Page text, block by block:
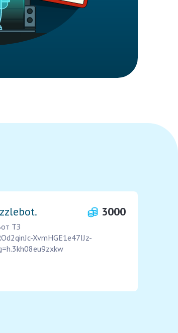
3000
ТЗ
XvmHGE1e47IJz-